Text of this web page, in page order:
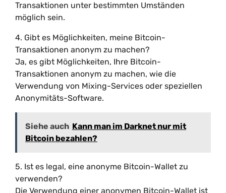
Transaktionen unter bestimmten Umständen
möglich sein.
4. Gibt es Möglichkeiten, meine Bitcoin-
Transaktionen anonym zu machen?
Ja, es gibt Möglichkeiten, Ihre Bitcoin-
Transaktionen anonym zu machen, wie die
Verwendung von Mixing-Services oder speziellen
Anonymitäts-Software.
Siehe auch Kann man im Darknet nur mit
Bitcoin bezahlen?
5. Ist es legal, eine anonyme Bitcoin-Wallet zu
verwenden?
Die Verwendung einer anonymen Bitcoin-Wallet ist